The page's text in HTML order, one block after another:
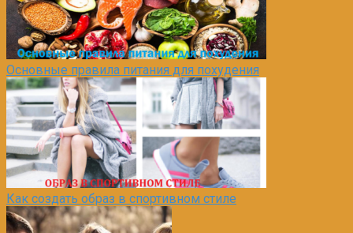
Основные правила питания для похудения
Как создать образ в спортивном стиле